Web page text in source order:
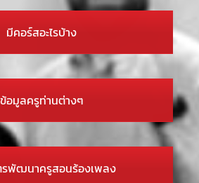
มีคอร์สอะไรบ้าง
ข้อมูลครูท่านต่างๆ
พัฒนาครูสอนร้องเพลง